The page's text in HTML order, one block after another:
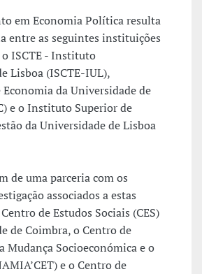
em Economia Política resulta
entre as seguintes instituições
ISCTE - Instituto
Lisboa (ISCTE-IUL),
Economia da Universidade de
e o Instituto Superior de
da Universidade de Lisboa
de uma parceria com os
associados a estas
de Estudos Sociais (CES)
de Coimbra, o Centro de
Mudança Socioeconómica e o
e o Centro de